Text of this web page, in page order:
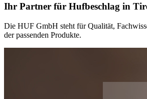
Ihr Partner für Hufbeschlag in
Die HUF GmbH steht für Qualität,
der passenden Produkte.